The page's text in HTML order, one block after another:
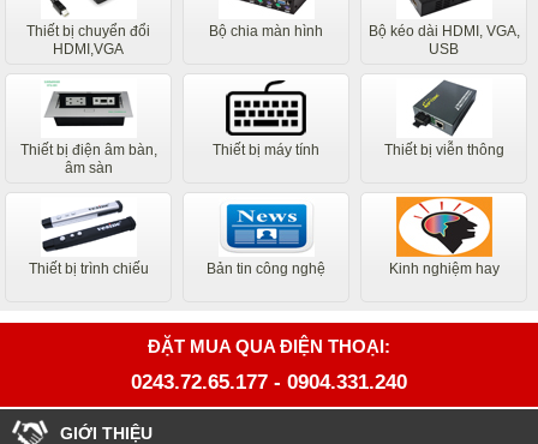
Thiết bị chuyển đổi
HDMI,VGA
Bộ chia màn hình
Bộ kéo dài HDMI, VGA,
USB
Thiết bị điện âm bàn,
âm sàn
Thiết bị máy tính Thiết bị viễn thông
Thiết bị trình chiếu Bản tin công nghệ Kinh nghiệm hay
ĐẶT MUA QUA ĐIỆN THOẠI:
0243.72.65.177 - 0904.331.240
GIỚI THIỆU